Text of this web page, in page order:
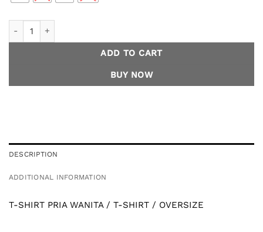
ADD TO CART
BUY NOW
DESCRIPTION
ADDITIONAL INFORMATION
T-SHIRT PRIA WANITA / T-SHIRT / OVERSIZE